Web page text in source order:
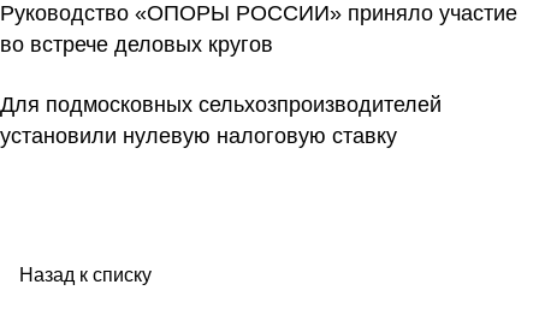
Руководство «ОПОРЫ РОССИИ» приняло участие
во встрече деловых кругов
Для подмосковных сельхозпроизводителей
установили нулевую налоговую ставку
Назад к списку